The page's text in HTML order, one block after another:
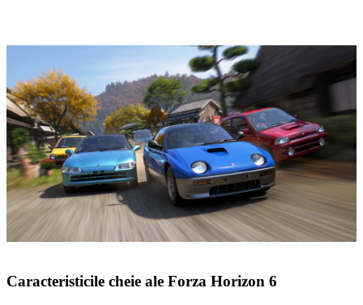
Caracteristicile cheie ale Forza Horizon 6